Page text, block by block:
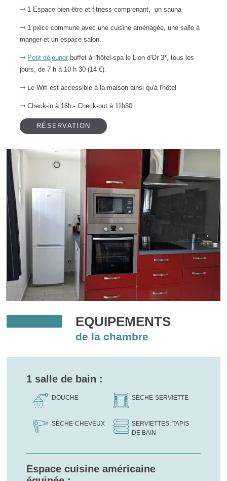
1 Espace bien-être et fitness comprenant, un sauna
1 pièce commune avec une cuisine aménagée, une salle à
manger et un espace salon.
Petit déjeuner buffet à l'hôtel-spa le Lion d'Or 3*, tous les
jours, de 7 h à 10 h 30 (14 €).
Le Wifi est accessible à la maison ainsi qu'à l'hôtel
Check-in à 16h - Check-out à 11h30
RÉSERVATION
EQUIPEMENTS
de la chambre
1 salle de bain :
DOUCHE SÈCHE-SERVIETTE
SÈCHE-CHEVEUX
SERVIETTES, TAPIS
DE BAIN
Espace cuisine américaine